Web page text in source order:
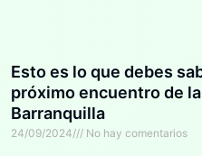
Esto es lo que debes
próximo encuentro de
Barranquilla
24/09/2024 No hay comentarios